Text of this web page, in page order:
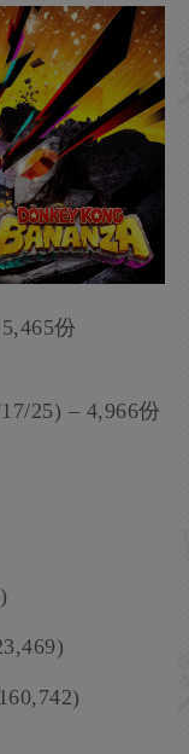
份
25) – 4,966份